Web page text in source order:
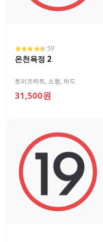
59
온천욕정 2
토이즈하트, 소형,하드
31,500원